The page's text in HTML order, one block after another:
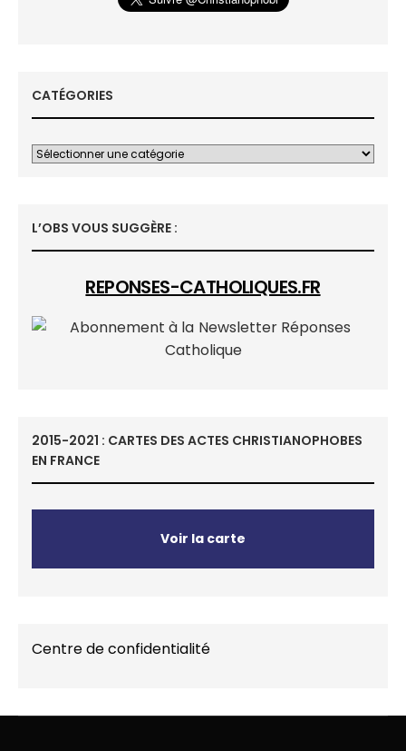
CATÉGORIES
L’OBS VOUS SUGGÈRE :
REPONSES-CATHOLIQUES.FR
2015-2021 : CARTES DES ACTES CHRISTIANOPHOBES
EN FRANCE
Voir la carte
Centre de confidentialité